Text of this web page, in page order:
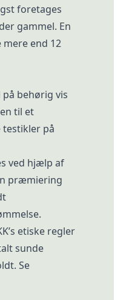
foretages
gammel. En
end 12
på behørig vis
til et
på
ved hjælp af
præmiering
etiske regler
sunde
Se